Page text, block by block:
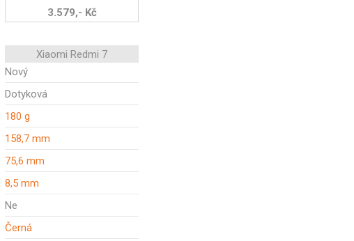
3.579,- Kč
Xiaomi Redmi 7
Nový
Dotyková
180 g
158,7 mm
75,6 mm
8,5 mm
Ne
Černá